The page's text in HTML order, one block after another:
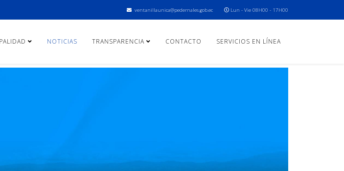
ventanillaunica@pedernales.gob.ec Lun - Vie 08H00 - 17H00
NOTICIAS TRANSPARENCIA CONTACTO SERVICIOS EN LÍNEA